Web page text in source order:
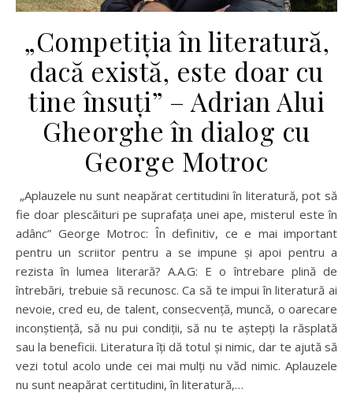
„Competiția în literatură,
dacă există, este doar cu
tine însuți” – Adrian Alui
Gheorghe în dialog cu
George Motroc
„Aplauzele nu sunt neapărat certitudini în literatură, pot să
fie doar plescăituri pe suprafața unei ape, misterul este în
adânc” George Motroc: În definitiv, ce e mai important
pentru un scriitor pentru a se impune și apoi pentru a
rezista în lumea literară? A.A.G: E o întrebare plină de
întrebări, trebuie să recunosc. Ca să te impui în literatură ai
nevoie, cred eu, de talent, consecvență, muncă, o oarecare
inconștiență, să nu pui condiții, să nu te aștepți la răsplată
sau la beneficii. Literatura îți dă totul și nimic, dar te ajută să
vezi totul acolo unde cei mai mulți nu văd nimic. Aplauzele
nu sunt neapărat certitudini, în literatură,…